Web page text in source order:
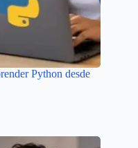
Python desde